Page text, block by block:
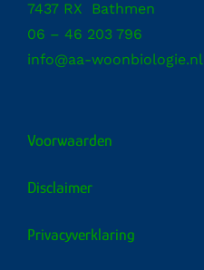
7437 RX Bathmen
06 – 46 203 796
info@aa-woonbiologie.nl
Voorwaarden
Disclaimer
Privacyverklaring